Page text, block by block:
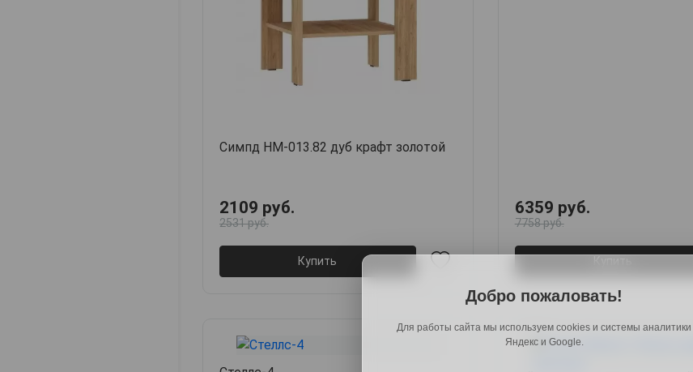
Симпд НМ-013.82 дуб крафт золотой
2109 руб.
2531 руб.
Купить
6359 руб.
7758 руб.
Добро пожаловать!
Для работы сайта мы используем cookies и системы аналитики
Яндекс и Google.